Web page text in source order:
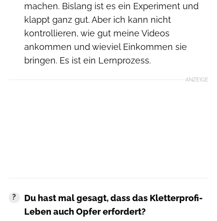
machen. Bislang ist es ein Experiment und
klappt ganz gut. Aber ich kann nicht
kontrollieren, wie gut meine Videos
ankommen und wieviel Einkommen sie
bringen. Es ist ein Lernprozess.
ANZEIGE
Du hast mal gesagt, dass das Kletterprofi-
Leben auch Opfer erfordert?